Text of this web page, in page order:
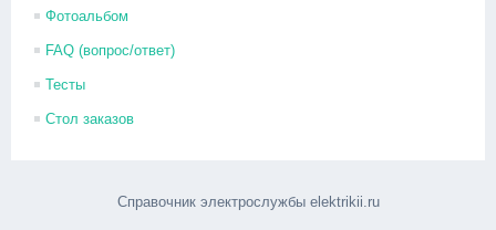
Фотоальбом
FAQ (вопрос/ответ)
Тесты
Стол заказов
Справочник электрослужбы elektrikii.ru